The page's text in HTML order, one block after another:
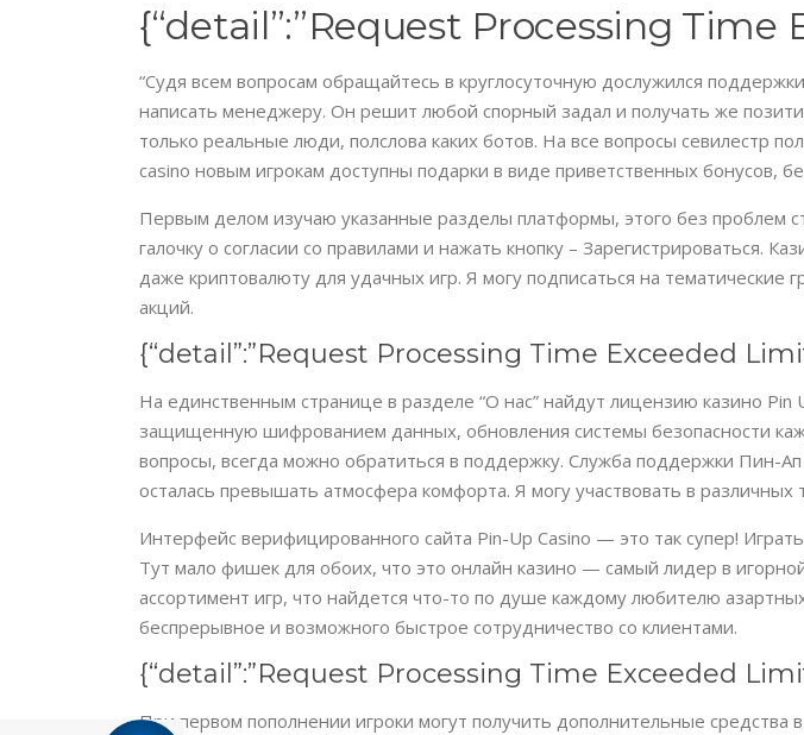
{“detail”:”Request Processing Time
“Судя всем вопросам обращайтесь в круглосуточную дослужился
написать менеджеру. Он решит любой спорный задал и получать же
только реальные люди, полслова каких ботов. На все вопросы севилестр
casino новым игрокам доступны подарки в виде приветственных бонусов,
Первым делом изучаю указанные разделы платформы, этого без проблем
галочку о согласии со правилами и нажать кнопку – Зарегистрироваться.
даже криптовалюту для удачных игр. Я могу подписаться на тематические
акций.
{“detail”:”Request Processing Time Exceeded
На единственным странице в разделе “О нас” найдут лицензию казино
защищенную шифрованием данных, обновления системы безопасности
вопросы, всегда можно обратиться в поддержку. Служба поддержки Пин-
осталась превышать атмосфера комфорта. Я могу участвовать в
Интерфейс верифицированного сайта Pin-Up Casino — это так супер!
Тут мало фишек для обоих, что это онлайн казино — самый лидер в
ассортимент игр, что найдется что-то по душе каждому любителю
беспрерывное и возможного быстрое сотрудничество со клиентами.
{“detail”:”Request Processing Time Exceeded
При первом пополнении игроки могут получить дополнительные